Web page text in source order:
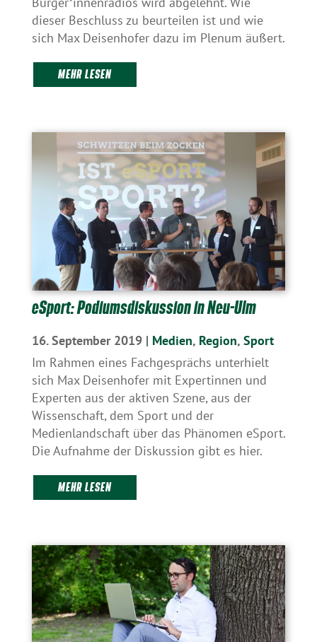
dieser Beschluss zu beurteilen ist und wie
sich Max Deisenhofer dazu im Plenum äußert.
MEHR LESEN
eSport: Podiumsdiskussion in Neu-Ulm
16. September 2019| Medien, Region, Sport
Im Rahmen eines Fachgesprächs unterhielt
sich Max Deisenhofer mit Expertinnen und
Experten aus der aktiven Szene, aus der
Wissenschaft, dem Sport und der
Medienlandschaft über das Phänomen eSport.
Die Aufnahme der Diskussion gibt es hier.
MEHR LESEN